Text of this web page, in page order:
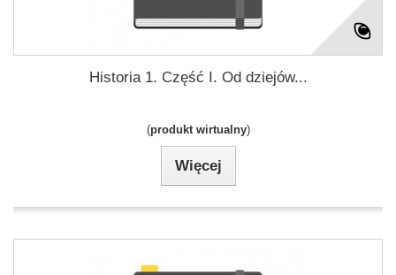
Historia 1. Część I. Od dziejów...
(produkt wirtualny)
Więcej